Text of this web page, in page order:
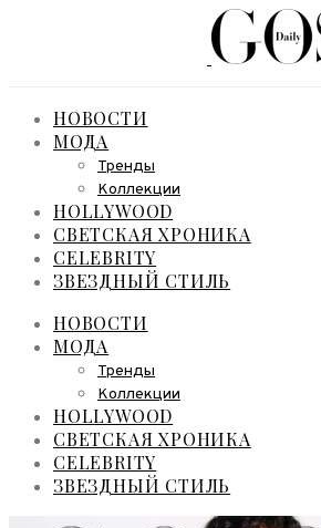
НОВОСТИ
МОДА
Тренды
Коллекции
HOLLYWOOD
СВЕТСКАЯ ХРОНИКА
CELEBRITY
ЗВЕЗДНЫЙ СТИЛЬ
НОВОСТИ
МОДА
Тренды
Коллекции
HOLLYWOOD
СВЕТСКАЯ ХРОНИКА
CELEBRITY
ЗВЕЗДНЫЙ СТИЛЬ